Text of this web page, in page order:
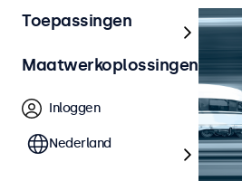
Toepassingen
Maatwerkoplossingen
Inloggen
Nederland